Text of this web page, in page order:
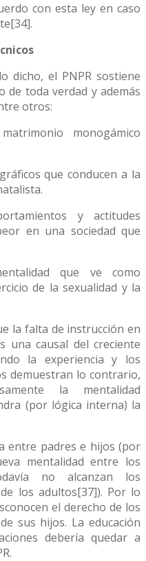
con esta ley en caso
dicho, el PNPR sostiene
de toda verdad y además
otros:
monogámico
que conducen a la
y actitudes
en una sociedad que
que ve como
de la sexualidad y la
la falta de instrucción en
una causal del creciente
la experiencia y los
demuestran lo contrario,
la mentalidad
(por lógica interna) la
entre padres e hijos (por
mentalidad entre los
no alcanzan los
los adultos[37]). Por lo
el derecho de los
sus hijos. La educación
debería quedar a